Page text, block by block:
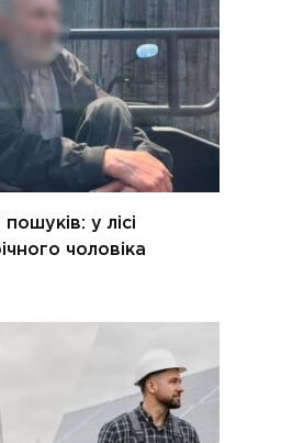
у лісі
чоловіка